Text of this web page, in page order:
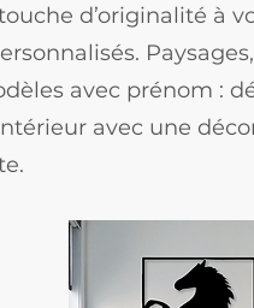
d’originalité à
avec prénom :
avec une